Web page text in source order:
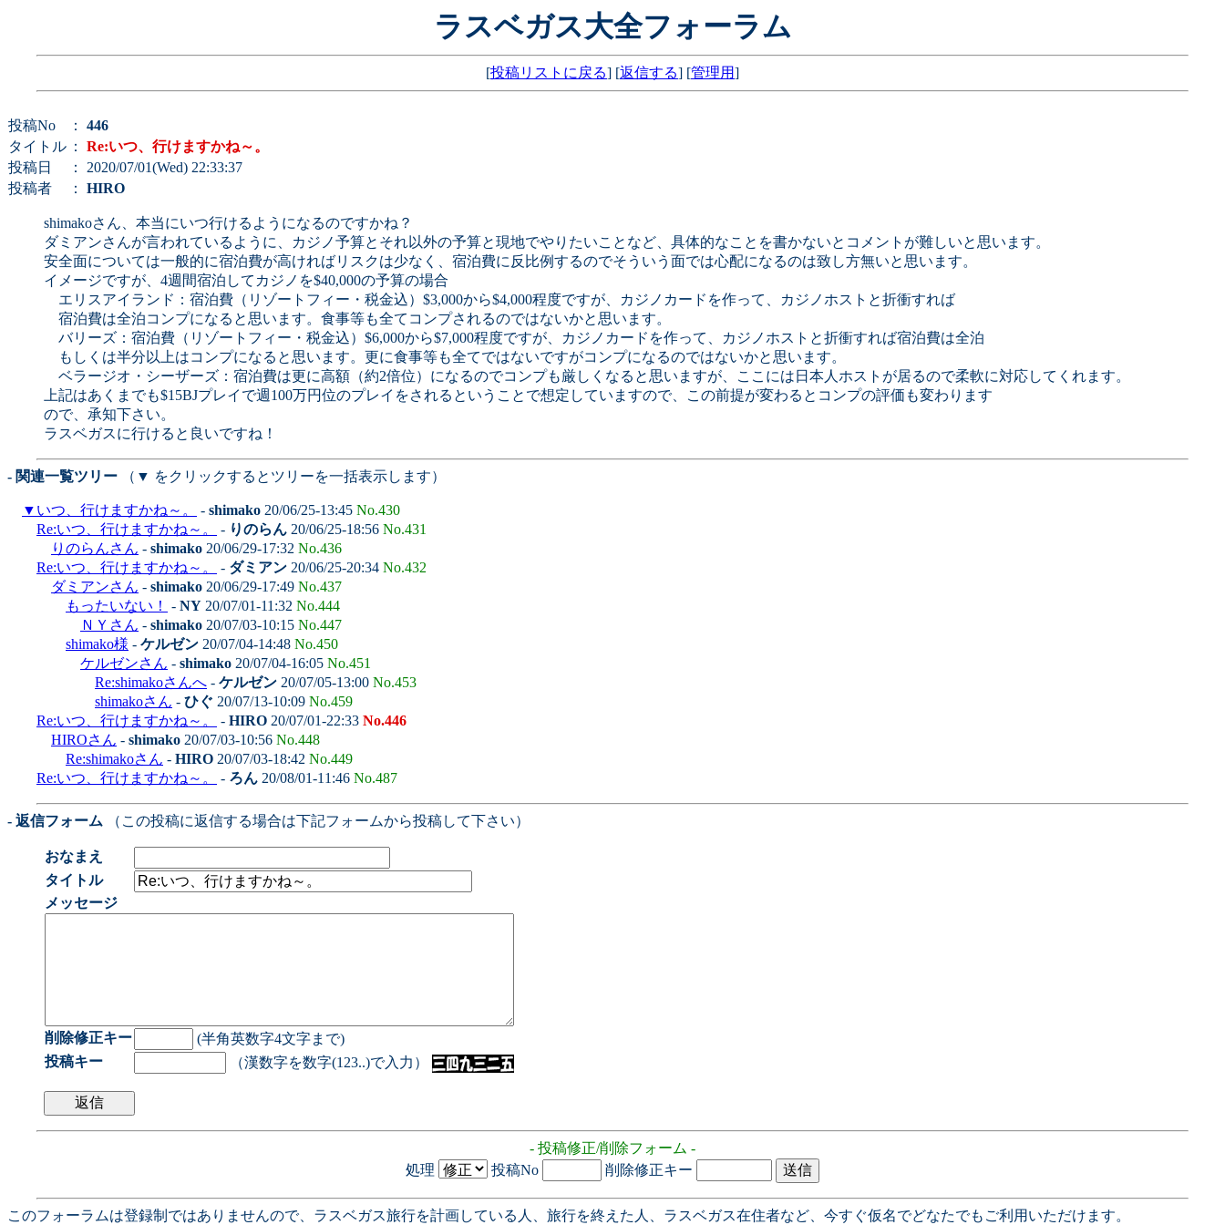
ラスベガス大全フォーラム
[投稿リストに戻る] [返信する] [管理用]
投稿No ： 446
タイトル ： Re:いつ、行けますかね～。
投稿日
： 2020/07/01(Wed) 22:33:37
投稿者
： HIRO
shimakoさん、本当にいつ行けるようになるのですかね？
ダミアンさんが言われているように、カジノ予算とそれ以外の予算と現地でやりたいことなど、具体的なことを書かないとコメントが難しいと思います。
安全面については一般的に宿泊費が高ければリスクは少なく、宿泊費に反比例するのでそういう面では心配になるのは致し方無いと思います。
イメージですが、4週間宿泊してカジノを$40,000の予算の場合
エリスアイランド：宿泊費（リゾートフィー・税金込）$3,000から$4,000程度ですが、カジノカードを作って、カジノホストと折衝すれば
宿泊費は全泊コンプになると思います。食事等も全てコンプされるのではないかと思います。
バリーズ：宿泊費（リゾートフィー・税金込）$6,000から$7,000程度ですが、カジノカードを作って、カジノホストと折衝すれば宿泊費は全泊
もしくは半分以上はコンプになると思います。更に食事等も全てではないですがコンプになるのではないかと思います。
ベラージオ・シーザーズ：宿泊費は更に高額（約2倍位）になるのでコンプも厳しくなると思いますが、ここには日本人ホストが居るので柔軟に対応してくれます。
上記はあくまでも$15BJプレイで週100万円位のプレイをされるということで想定していますので、この前提が変わるとコンプの評価も変わります
ので、承知下さい。
ラスベガスに行けると良いですね！
- 関連一覧ツリー （▼ をクリックするとツリーを一括表示します）
▼ いつ、行けますかね～。 - shimako 20/06/25-13:45 No.430
Re:いつ、行けますかね～。
- りのらん 20/06/25-18:56 No.431
りのらんさん - shimako 20/06/29-17:32 No.436
Re:いつ、行けますかね～。
- ダミアン 20/06/25-20:34 No.432
ダミアンさん - shimako 20/06/29-17:49 No.437
もったいない！
- NY 20/07/01-11:32 No.444
ＮＹさん - shimako 20/07/03-10:15 No.447
shimako様 - ケルゼン 20/07/04-14:48 No.450
ケルゼンさん - shimako 20/07/04-16:05 No.451
Re:shimakoさんへ - ケルゼン 20/07/05-13:00 No.453
shimakoさん - ひぐ 20/07/13-10:09 No.459
Re:いつ、行けますかね～。
- HIRO 20/07/01-22:33 No.446
HIROさん - shimako 20/07/03-10:56 No.448
Re:shimakoさん - HIRO 20/07/03-18:42 No.449
Re:いつ、行けますかね～。
- ろん 20/08/01-11:46 No.487
- 返信フォーム （この投稿に返信する場合は下記フォームから投稿して下さい）
おなまえ
タイトル
メッセージ
削除修正キー
(半角英数字4文字まで)
投稿キー
（漢数字を数字(123..)で入力）
- 投稿修正/削除フォーム -
処理
投稿No 削除修正キー
このフォーラムは登録制ではありませんので、ラスベガス旅行を計画している人、旅行を終えた人、ラスベガス在住者など、今すぐ仮名でどなたでもご利用いただけます。